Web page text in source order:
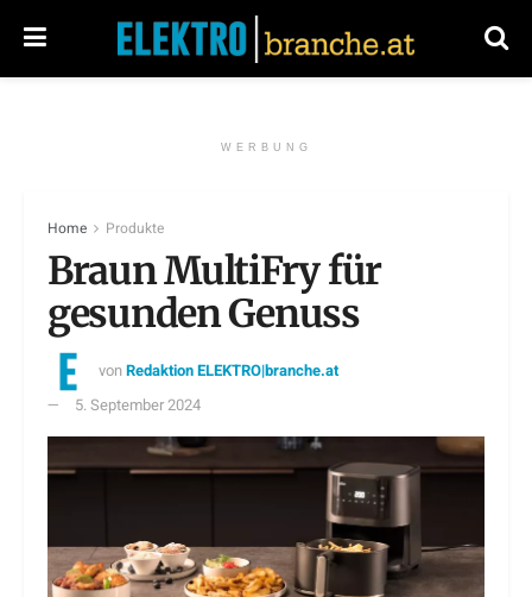
WERBUNG
Home Produkte
Braun MultiFry für
gesunden Genuss
vonRedaktion ELEKTRO|branche.at
5. September 2024